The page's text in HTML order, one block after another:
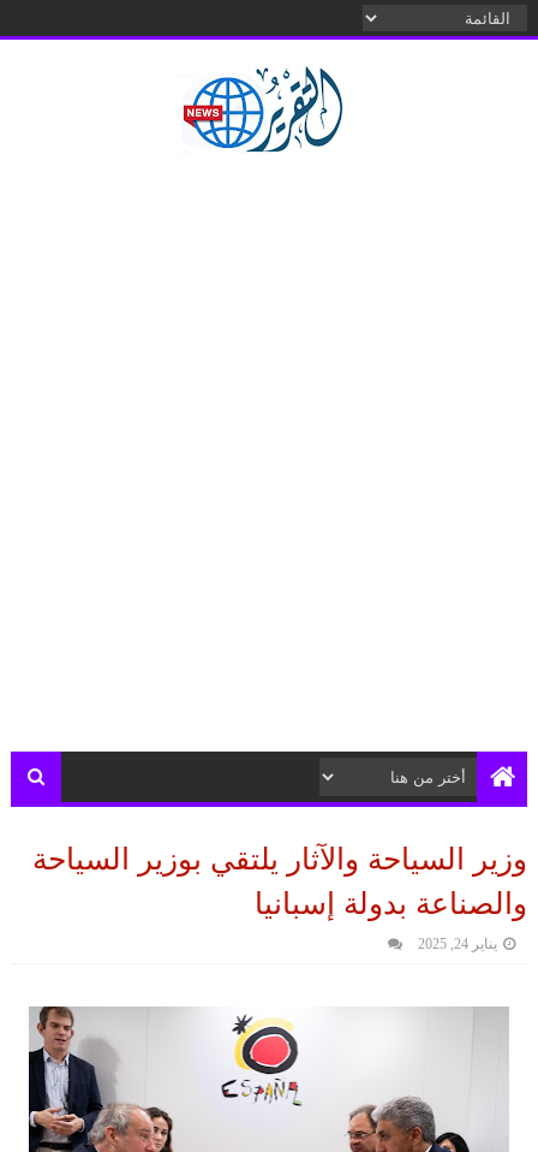
وزير السياحة والآثار يلتقي بوزير السياحة
والصناعة بدولة إسبانيا
يناير 24, 2025